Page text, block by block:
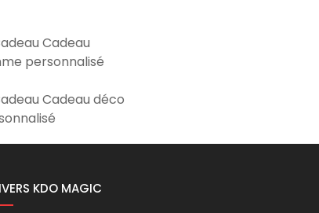
Cadeau
personnalisé
Cadeau déco
KDO MAGIC